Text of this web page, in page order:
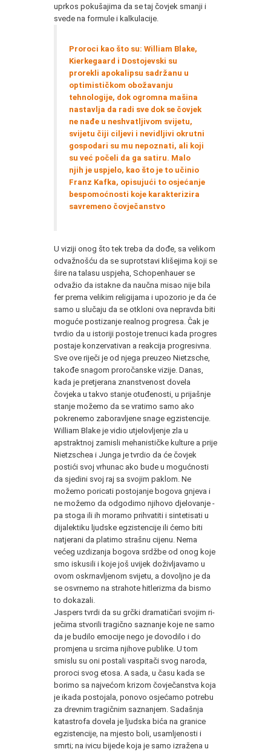
uprkos pokušajima da se taj čovjek sma­nji i
svede na formule i kalkulacije.
Proroci kao što su: William Blake,
Kierkegaard i Dostojevski su
prorekli apokalipsu sadržanu u
optimističkom obožavanju
tehnologije, dok ogromna maši­na
nastavlja da radi sve dok se čovjek
ne nađe u neshvatljivom svijetu,
svijetu čiji ciljevi i nevidljivi okrutni
gospodari su mu nepoznati, ali koji
su već počeli da ga satiru. Malo
njih je uspjelo, kao što je to učinio
Franz Kafka, opisujući to osjećanje
bespomo­ćnosti koje karakterizira
savremeno čovječanstvo
U viziji onog što tek treba da dođe, sa velikom
odvažnošću da se suprotstavi klišejima koji se
šire na talasu uspjeha, Schopenhauer se
odvažio da ista­kne da naučna misao nije bila
fer prema velikim religijama i upozorio je da će
samo u slučaju da se otkloni ova nepravda biti
moguće postizanje real­nog progresa. Čak je
tvrdio da u istoriji postoje tre­nuci kada progres
postaje konzervativan a reakcija progresivna.
Sve ove riječi je od njega preuzeo Nietzsche,
takođe snagom proročanske vizije. Danas,
kada je pretjerana znanstvenost dovela
čovjeka u ta­kvo stanje otuđenosti, u prijašnje
stanje možemo da se vratimo samo ako
pokrenemo zaboravljene snage egzistencije.
William Blake je vidio utjelovljenje zla u
apstraktnoj zamisli mehanističke kulture a prije
Nietzschea i Junga je tvrdio da će čovjek
postići svoj vrhunac ako bude u mogućnosti
da sjedini svoj raj sa svojim paklom. Ne
možemo poricati postojanje bogova gnjeva i
ne možemo da odgodimo njihovo djelovanje -
pa stoga ili ih moramo prihvatiti i sintetisati u
dijalektiku ljudske egzistencije ili ćemo biti
natjerani da platimo strašnu cijenu. Nema
većeg uz­dizanja bogova srdžbe od onog koje
smo iskusili i koje još uvijek doživljavamo u
ovom oskrnavljenom svijetu, a dovoljno je da
se osvrnemo na strahote hitlerizma da bismo
to dokazali.
Jaspers tvrdi da su grčki dramatičari svojim ri­
ječima stvorili tragično saznanje koje ne samo
da je budilo emocije nego je dovodilo i do
promjena u srcima njihove publike. U tom
smislu su oni postali vaspitači svog naroda,
proroci svog etosa. A sada, u času kada se
borimo sa najvećom krizom čovječan­stva koja
je ikada postojala, ponovo osjećamo potrebu
za drevnim tragičnim saznanjem. Sadašnja
katastro­fa dovela je ljudska bića na granice
egzistencije, na mjesto boli, usamljenosti i
smrti; na ivicu bijede ko­ja je samo izražena u